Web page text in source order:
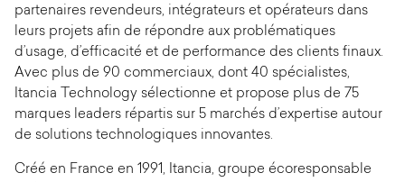
partenaires revendeurs, intégrateurs et opérateurs dans
leurs projets afin de répondre aux problématiques
d’usage, d’efficacité et de performance des clients finaux.
Avec plus de 90 commerciaux, dont 40 spécialistes,
Itancia Technology sélectionne et propose plus de 75
marques leaders répartis sur 5 marchés d’expertise autour
de solutions technologiques innovantes.
Créé en France en 1991, Itancia, groupe écoresponsable